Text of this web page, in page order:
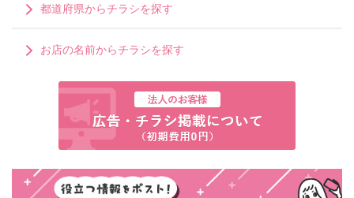
都道府県からチラシを探す
お店の名前からチラシを探す